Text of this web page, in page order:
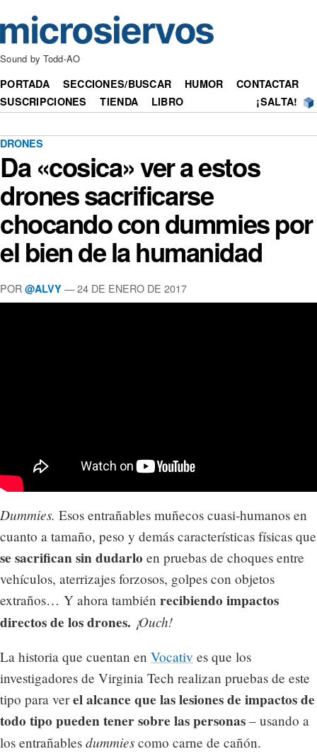
Sound by Todd-AO
PORTADA SECCIONES/BUSCAR HUMOR
CONTACTAR
SUSCRIPCIONES
TIENDA LIBRO ¡SALTA!
DRONES
Da «cosica» ver a estos
drones sacrificarse
chocando con dummies por
el bien de la humanidad
POR @ALVY — 24 DE ENERO DE 2017
Dummies. Esos entrañables muñecos cuasi-humanos en
cuanto a tamaño, peso y demás características físicas que
se sacrifican sin dudarlo en pruebas de choques entre
vehículos, aterrizajes forzosos, golpes con objetos
extraños… Y ahora también recibiendo impactos
directos de los drones. ¡Ouch!
La historia que cuentan en Vocativ es que los
investigadores de Virginia Tech realizan pruebas de este
tipo para verel alcance que las lesiones de impactos de
todo tipo pueden tener sobre las personas – usando a
los entrañables dummies como carne de cañón.